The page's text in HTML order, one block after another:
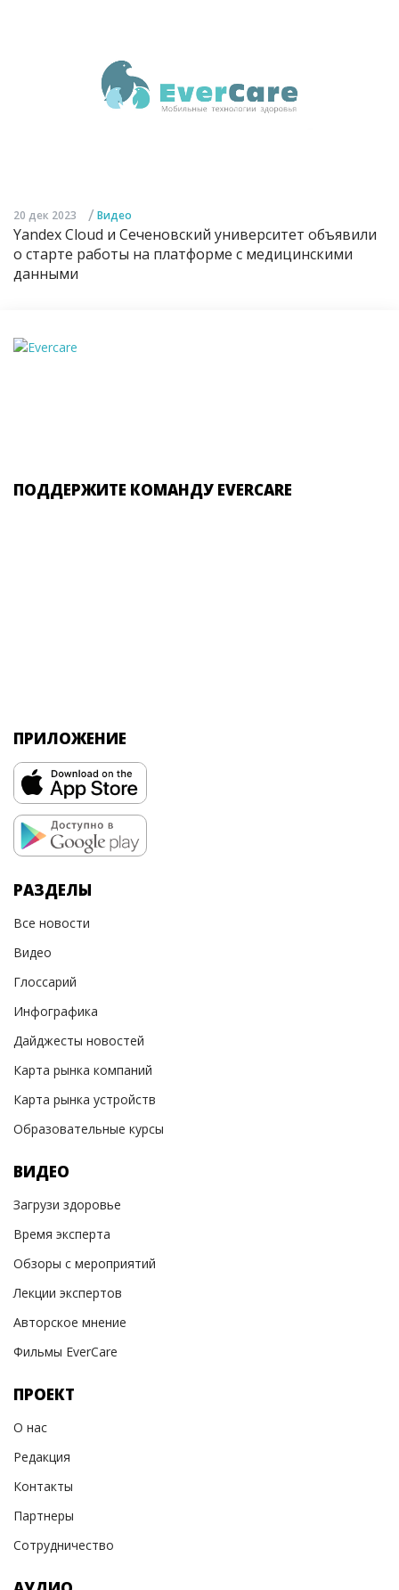
20 дек 2023 / Видео
Yandex Cloud и Сеченовский университет объявили
о старте работы на платформе с медицинскими
данными
ПОДДЕРЖИТЕ КОМАНДУ EVERCARE
ПРИЛОЖЕНИЕ
РАЗДЕЛЫ
Все новости
Видео
Глоссарий
Инфографика
Дайджесты новостей
Карта рынка компаний
Карта рынка устройств
Образовательные курсы
ВИДЕО
Загрузи здоровье
Время эксперта
Обзоры с мероприятий
Лекции экспертов
Авторское мнение
Фильмы EverCare
ПРОЕКТ
О нас
Редакция
Контакты
Партнеры
Сотрудничество